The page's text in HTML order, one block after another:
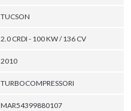
TUCSON
2.0 CRDI - 100 KW / 136 CV
2010
TURBOCOMPRESSORI
MAR54399880107